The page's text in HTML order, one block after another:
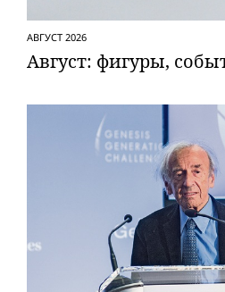
АВГУСТ 2026
Август: фигуры,